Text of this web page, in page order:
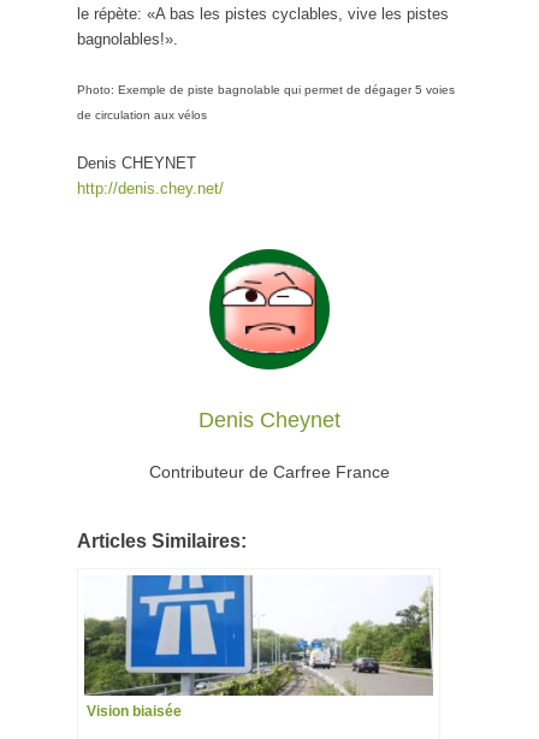
le répète: «A bas les pistes cyclables, vive les pistes
bagnolables!».
Photo: Exemple de piste bagnolable qui permet de dégager 5 voies
de circulation aux vélos
Denis CHEYNET
http://denis.chey.net/
Denis Cheynet
Contributeur de Carfree France
Articles Similaires:
Vision biaisée